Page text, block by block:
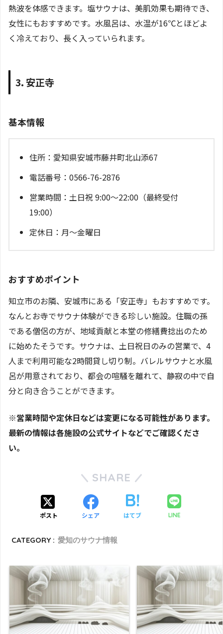
熱波を体感できます。塩サウナは、美肌効果も期待でき、
女性にもおすすめです。水風呂は、水温が16℃とほどよ
く冷えており、長く入っていられます。
3. 安正寺
基本情報
住所：愛知県安城市藤井町北山添67
電話番号：0566-76-2876
営業時間：土日祝 9:00～22:00（最終受付
19:00）
定休日：月～金曜日
おすすめポイント
知立市のお隣、安城市にある「安正寺」もおすすめです。
なんとお寺でサウナ体験ができる珍しい施設。住職の孫
である僧侶の方が、地域貢献と本堂の修繕費捻出のため
に始めたそうです。サウナは、土日祝日のみの営業で、4
人まで利用可能な2時間貸し切り制。バレルサウナと水風
呂が用意されており、都会の喧騒を離れて、静寂の中で自
分と向き合うことができます。
※営業時間や定休日などは変更になる可能性があります。
最新の情報は各施設の公式サイトなどでご確認くださ
い。
SHARE
ポスト シェア はてブ LINE
CATEGORY : 愛知のサウナ情報